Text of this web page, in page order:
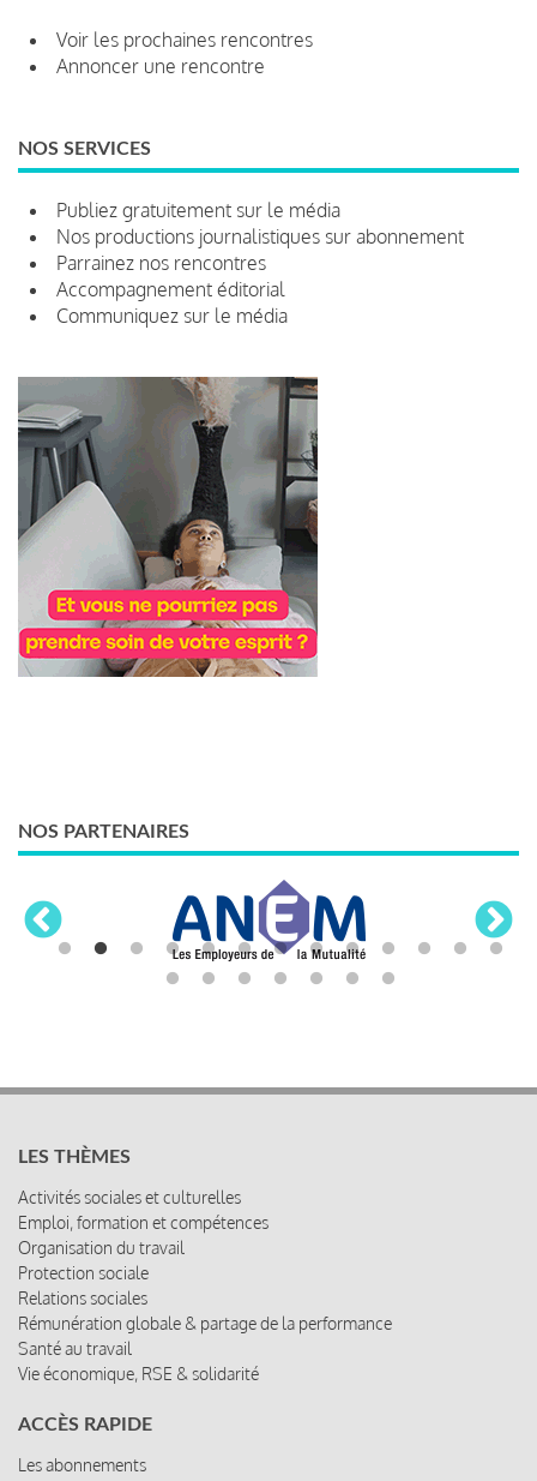
Voir les prochaines rencontres
Annoncer une rencontre
NOS SERVICES
Publiez gratuitement sur le média
Nos productions journalistiques sur abonnement
Parrainez nos rencontres
Accompagnement éditorial
Communiquez sur le média
NOS PARTENAIRES
LES THÈMES
Activités sociales et culturelles
Emploi, formation et compétences
Organisation du travail
Protection sociale
Relations sociales
Rémunération globale & partage de la performance
Santé au travail
Vie économique, RSE & solidarité
ACCÈS RAPIDE
Les abonnements